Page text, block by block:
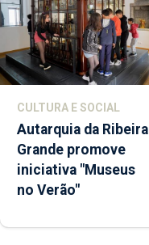
CULTURA E SOCIAL
Autarquia da Ribeira
Grande promove
iniciativa "Museus
no Verão"